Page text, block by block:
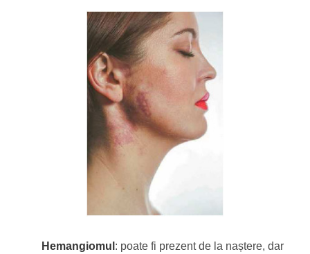
Hemangiomul : poate fi prezent de la naștere, dar